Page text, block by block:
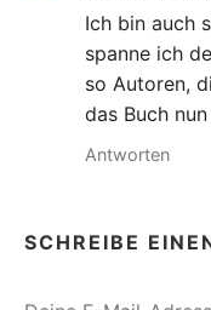
Ich bin auch
spanne ich
so Autoren,
das Buch
Antworten
SCHREIBE